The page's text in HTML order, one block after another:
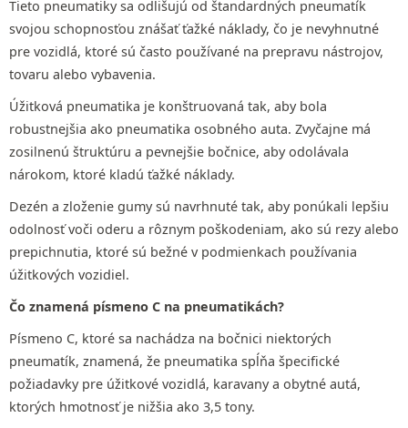
Tieto pneumatiky sa odlišujú od štandardných pneumatík
svojou schopnosťou znášať ťažké náklady, čo je nevyhnutné
pre vozidlá, ktoré sú často používané na prepravu nástrojov,
tovaru alebo vybavenia.
Úžitková pneumatika je konštruovaná tak, aby bola
robustnejšia ako pneumatika osobného auta. Zvyčajne má
zosilnenú štruktúru a pevnejšie bočnice, aby odolávala
nárokom, ktoré kladú ťažké náklady.
Dezén a zloženie gumy sú navrhnuté tak, aby ponúkali lepšiu
odolnosť voči oderu a rôznym poškodeniam, ako sú rezy alebo
prepichnutia, ktoré sú bežné v podmienkach používania
úžitkových vozidiel.
Čo znamená písmeno C na pneumatikách?
Písmeno C, ktoré sa nachádza na bočnici niektorých
pneumatík, znamená, že pneumatika spĺňa špecifické
požiadavky pre úžitkové vozidlá, karavany a obytné autá,
ktorých hmotnosť je nižšia ako 3,5 tony.